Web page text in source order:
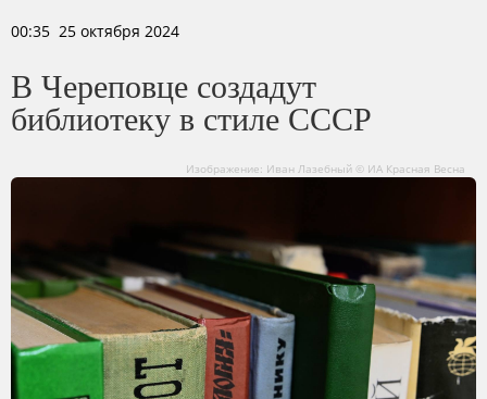
00:35 25 октября 2024
В Череповце создадут
библиотеку в стиле СССР
Изображение: Иван Лазебный © ИА Красная Весна